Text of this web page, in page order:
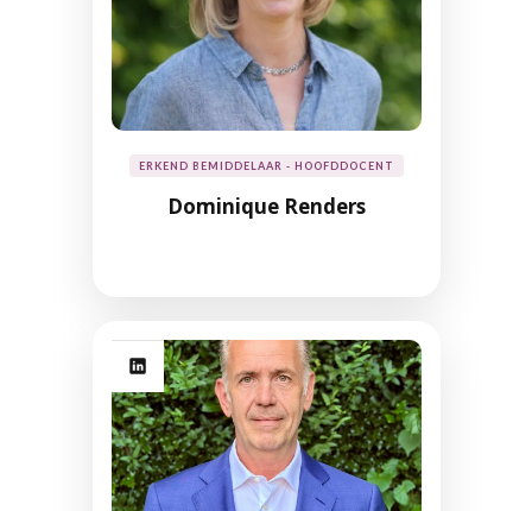
ERKEND BEMIDDELAAR - HOOFDDOCENT
Dominique Renders